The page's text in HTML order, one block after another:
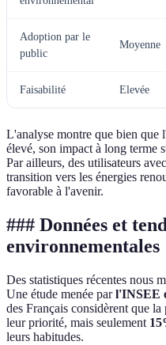
Adoption par le
public
Moyenne
Faisabilité Elevée
L'analyse montre que bien
élevé, son impact à long terme
Par ailleurs, des utilisateurs
transition vers les énergies
favorable à l'avenir.
### Données et
environnementales
Des statistiques récentes nous
Une étude menée parl'INSEE
des Français considèrent que
leur priorité, mais seulement
leurs habitudes.